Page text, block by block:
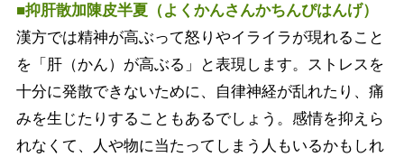
■抑肝散加陳皮半夏（よくかんさんかちんぴはんげ）
漢方では精神が高ぶって怒りやイライラが現れること
を「肝（かん）が高ぶる」と表現します。ストレスを
十分に発散できないために、自律神経が乱れたり、痛
みを生じたりすることもあるでしょう。感情を抑えら
れなくて、人や物に当たってしまう人もいるかもしれ